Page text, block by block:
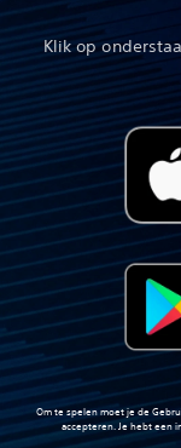
Klik op
Om te spelen moet je de
accepteren. Je hebt een